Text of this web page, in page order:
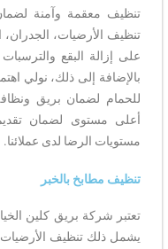
تنظيف معقمة وآمنة
تنظيف الأرضيات،
على إزالة البقع
بالإضافة إلى ذلك، نولي
للحمام لضمان بريق
أعلى مستوى لضمان
مستويات الرضا لدى عملائنا.
تنظيف مطابخ بالخبر
تعتبر شركة بريق كلين
يشمل ذلك تنظيف الأرضيات،